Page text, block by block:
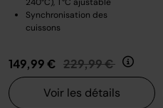
Synchronisation des
cuissons
149,99 € Prix réduit de
229,99 € au
Voir les détails